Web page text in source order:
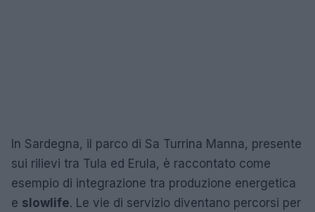
In Sardegna, il parco di Sa Turrina Manna, presente
sui rilievi tra Tula ed Erula, è raccontato come
esempio di integrazione tra produzione energetica
e slowlife. Le vie di servizio diventano percorsi per